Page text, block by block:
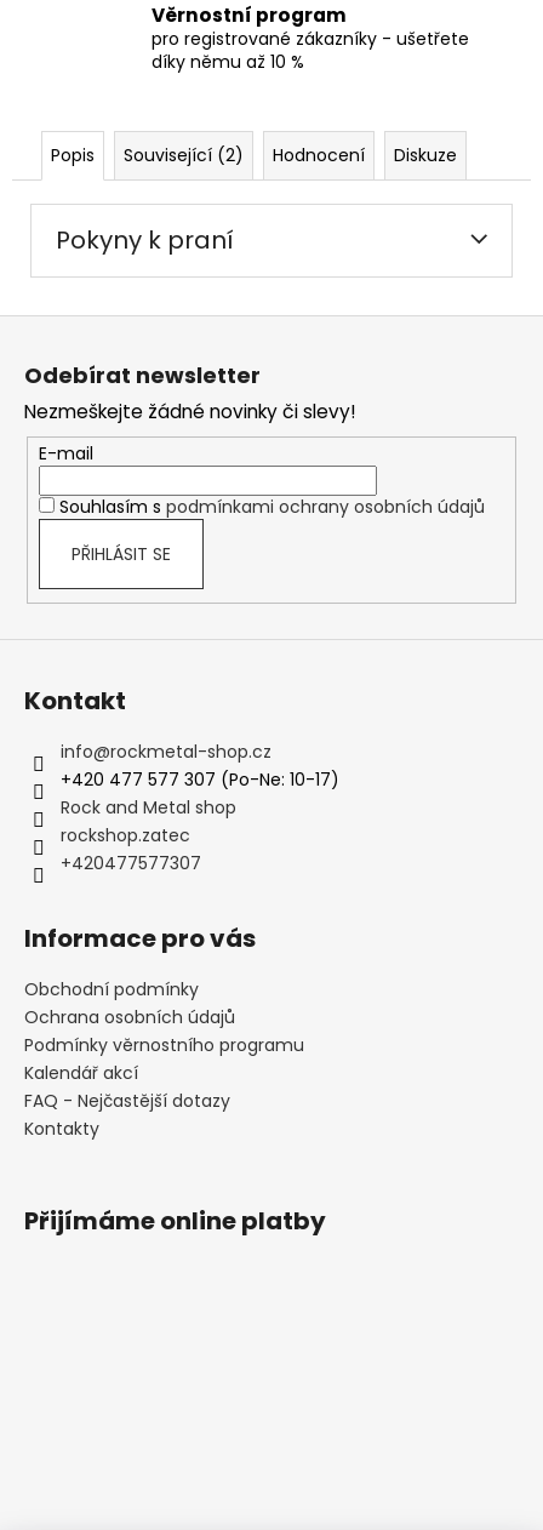
Věrnostní program
pro registrované zákazníky - ušetřete
díky němu až 10 %
Popis Související (2) Hodnocení Diskuze
Pokyny k praní
Z
Odebírat newsletter
Nezmeškejte žádné novinky či slevy!
E-mail
Souhlasím s podmínkami ochrany osobních údajů
PŘIHLÁSIT SE
Kontakt
info@rockmetal-shop.cz
+420 477 577 307 (Po-Ne: 10-17)
Rock and Metal shop
rockshop.zatec
+420477577307
Informace pro vás
Obchodní podmínky
Ochrana osobních údajů
Podmínky věrnostního programu
Kalendář akcí
FAQ - Nejčastější dotazy
Kontakty
Přijímáme online platby